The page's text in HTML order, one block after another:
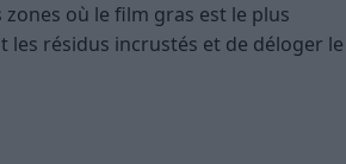
où le film gras est le plus
les résidus incrustés et de déloger le